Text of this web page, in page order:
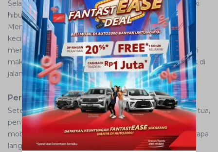
Selama perjalanan yang panjang, pastikan Anda memiliki
hiburan dan camilan untuk menjaga kewaspadaan.
Mendengarkan musik yang disukai, menikmati camilan
kecil, atau ngobrol dengan keluarga dapat membantu
menjaga fokus Anda saat mengemudi. Selain itu, hindari
makanan berat yang dapat membuat Anda mengantuk di
jalan.
Perawatan Mobil Tua Setelah Mudik
Setelah menyelesaikan perjalanan mudik dengan mobil tua,
penting untuk memberikan perawatan yang tepat agar
mobil tetap dalam kondisi optimal. Berikut adalah beberapa
langkah yang dapat dilakukan untuk merawat mobil tua